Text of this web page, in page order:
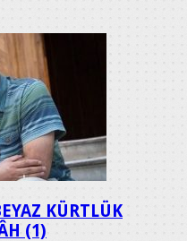
KÜRTLÜK
(1)